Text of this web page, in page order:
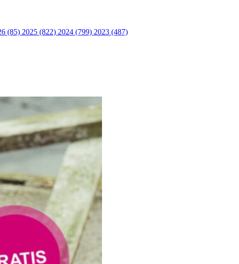
(85) 2025 (822) 2024 (799) 2023 (487)